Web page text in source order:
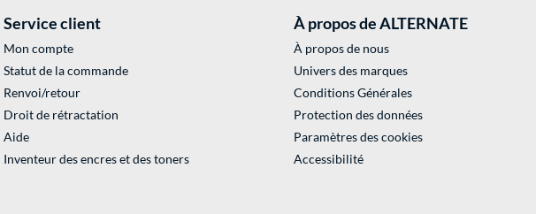
Service client
Mon compte
Statut de la commande
Renvoi/retour
Droit de rétractation
Aide
Inventeur des encres et des toners
À propos de ALTERNATE
À propos de nous
Univers des marques
Conditions Générales
Protection des données
Paramètres des cookies
Accessibilité